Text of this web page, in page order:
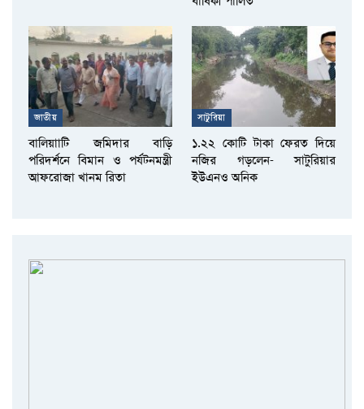
জাতীয়
বালিয়াাটি জমিদার বাড়ি
পরিদর্শনে বিমান ও পর্যটনমন্ত্রী
আফরোজা খানম রিতা
সাটুরিয়া
১.২২ কোটি টাকা ফেরত দিয়ে
নজির গড়লেন- সাটুরিয়ার
ইউএনও অনিক